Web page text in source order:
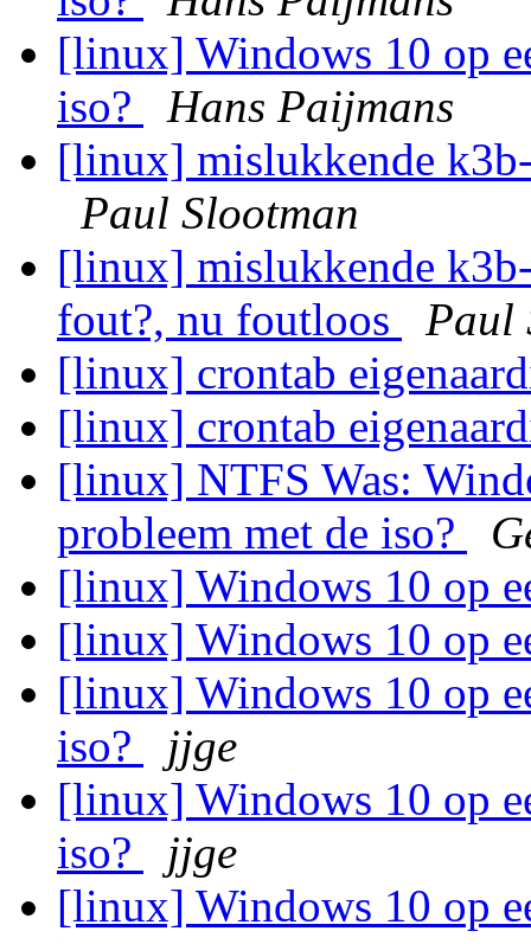
[linux] Windows 10 op
iso?
Hans Paijmans
[linux] mislukkende
Paul Slootman
[linux] mislukkende
fout?, nu foutloos
Paul
[linux] crontab
[linux] crontab
[linux] NTFS Was:
probleem met de iso?
[linux] Windows 10 op
[linux] Windows 10 op
[linux] Windows 10 op
iso?
jjge
[linux] Windows 10 op
iso?
jjge
[linux] Windows 10 op